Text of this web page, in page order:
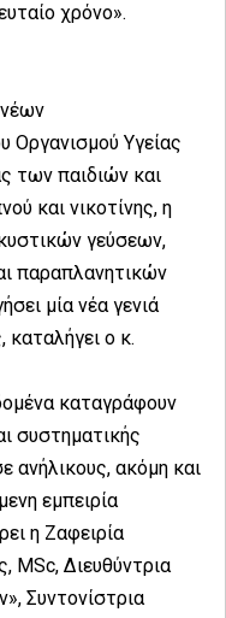
χρόνο».
Οργανισμού Υγείας
των παιδιών και
και νικοτίνης, η
γεύσεων,
παραπλανητικών
μία νέα γενιά
καταλήγει ο κ.
καταγράφουν
συστηματικής
ανήλικους, ακόμη και
εμπειρία
η Ζαφειρία
MSc, Διευθύντρια
Συντονίστρια